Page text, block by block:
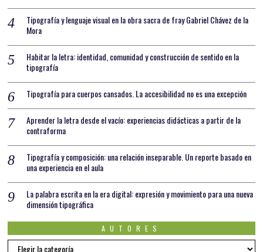
Tipografía y lenguaje visual en la obra sacra de fray Gabriel Chávez de la
Mora
Habitar la letra: identidad, comunidad y construcción de sentido en la
tipografía
Tipografía para cuerpos cansados. La accesibilidad no es una excepción
Aprender la letra desde el vacío: experiencias didácticas a partir de la
contraforma
Tipografía y composición: una relación inseparable. Un reporte basado en
una experiencia en el aula
La palabra escrita en la era digital: expresión y movimiento para una nueva
dimensión tipográfica
AUTORES
AUTORES